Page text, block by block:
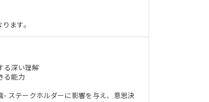
ます。
る深い理解
る能力
ステークホルダーに影響を与え、意思決